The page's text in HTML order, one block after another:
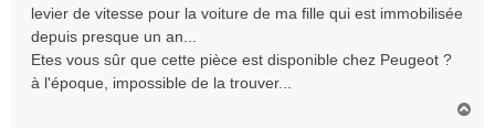
a
g
e
levier de vitesse pour la voiture de ma fille qui est immobilisée
depuis presque un an...
Etes vous sûr que cette pièce est disponible chez Peugeot ?
à l'époque, impossible de la trouver...